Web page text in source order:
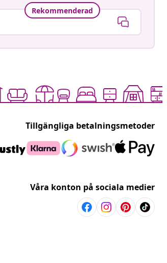
Rekommenderad
Tillgängliga betalningsmetoder
Våra konton på sociala medier